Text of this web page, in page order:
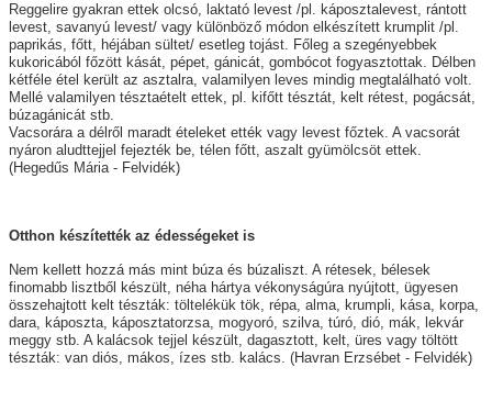
Reggelire gyakran ettek olcsó, laktató levest /pl. káposztalevest, rántott
levest, savanyú levest/ vagy különböző módon elkészített krumplit /pl.
paprikás, főtt, héjában sültet/ esetleg tojást. Főleg a szegényebbek
kukoricából főzött kását, pépet, gánicát, gombócot fogyasztottak. Délben
kétféle étel került az asztalra, valamilyen leves mindig megtalálható volt.
Mellé valamilyen tésztaételt ettek, pl. kifőtt tésztát, kelt rétest, pogácsát,
búzagánicát stb.
Vacsorára a délről maradt ételeket ették vagy levest főztek. A vacsorát
nyáron aludttejjel fejezték be, télen főtt, aszalt gyümölcsöt ettek.
(Hegedűs Mária - Felvidék)
Otthon készítették az édességeket is
Nem kellett hozzá más mint búza és búzaliszt. A rétesek, bélesek
finomabb lisztből készült, néha hártya vékonyságúra nyújtott, ügyesen
összehajtott kelt tészták: töltelékük tök, répa, alma, krumpli, kása, korpa,
dara, káposzta, káposztatorzsa, mogyoró, szilva, túró, dió, mák, lekvár
meggy stb. A kalácsok tejjel készült, dagasztott, kelt, üres vagy töltött
tészták: van diós, mákos, ízes stb. kalács. (Havran Erzsébet - Felvidék)